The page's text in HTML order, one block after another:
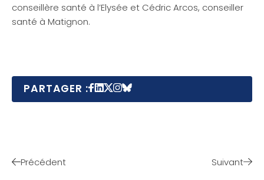
conseillère santé à l’Elysée et Cédric Arcos, conseiller
santé à Matignon.
PARTAGER :
Précédent Suivant